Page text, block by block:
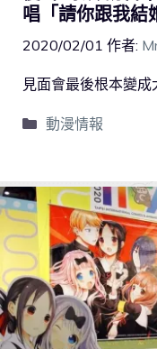
唱「請你跟我結
2020/02/01 作者:
見面會最後根本變成
動漫情報